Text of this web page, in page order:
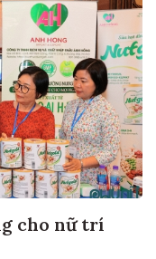
cho nữ trí